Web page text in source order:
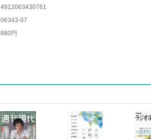
4912063430761
06343-07
880円